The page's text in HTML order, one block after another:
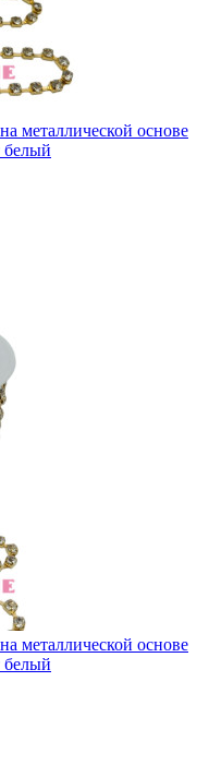
металлической основе
белый
металлической основе
белый